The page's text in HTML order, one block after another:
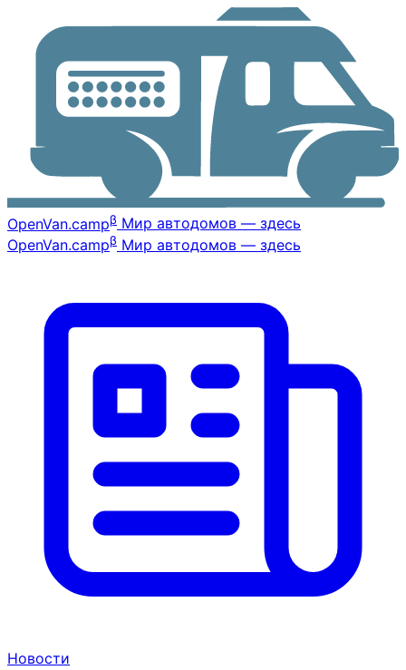
OpenVan.campβ Мир автодомов — здесь
OpenVan.campβ Мир автодомов — здесь
Новости